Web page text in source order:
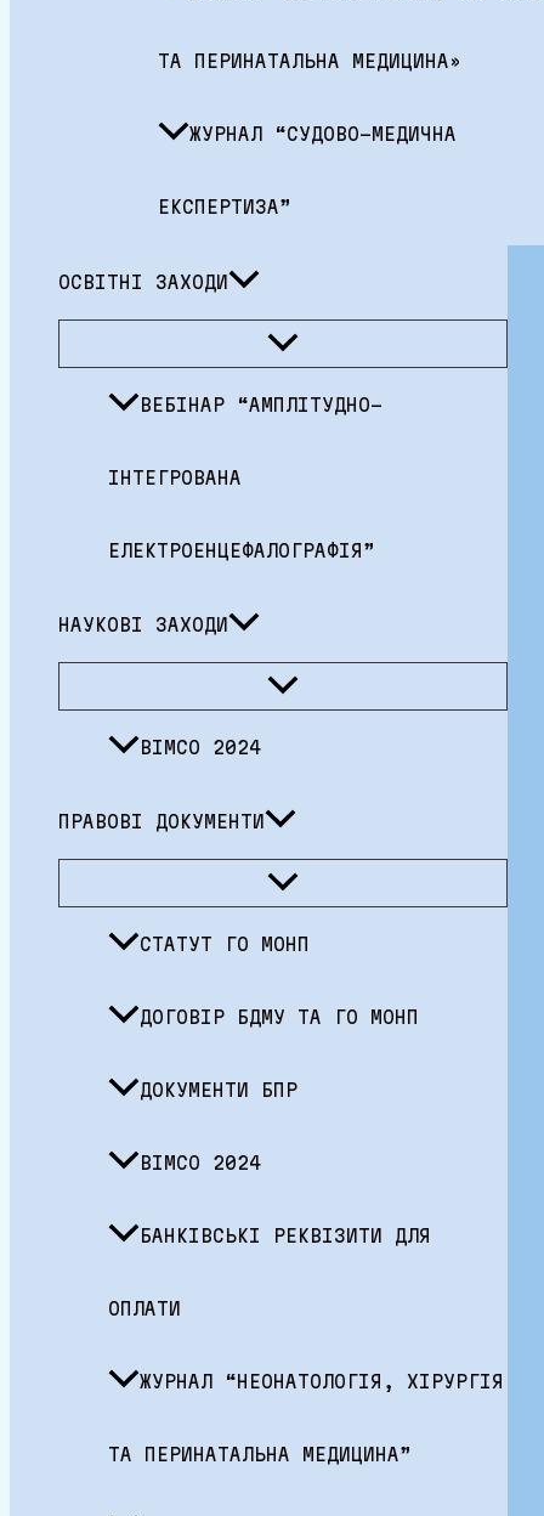
ТА ПЕРИНАТАЛЬНА МЕДИЦИНА»
ЖУРНАЛ “СУДОВО-МЕДИЧНА
ЕКСПЕРТИЗА”
ОСВІТНІ ЗАХОДИ
Перемикач
меню
ВЕБІНАР “АМПЛІТУДНО-
ІНТЕГРОВАНА
ЕЛЕКТРОЕНЦЕФАЛОГРАФІЯ”
НАУКОВІ ЗАХОДИ
Перемикач
меню
BIMCO 2024
ПРАВОВІ ДОКУМЕНТИ
Перемикач
меню
СТАТУТ ГО МОНП
ДОГОВІР БДМУ ТА ГО МОНП
ДОКУМЕНТИ БПР
BIMCO 2024
БАНКІВСЬКІ РЕКВІЗИТИ ДЛЯ
ОПЛАТИ
ЖУРНАЛ “НЕОНАТОЛОГІЯ, ХІРУРГІЯ
ТА ПЕРИНАТАЛЬНА МЕДИЦИНА”